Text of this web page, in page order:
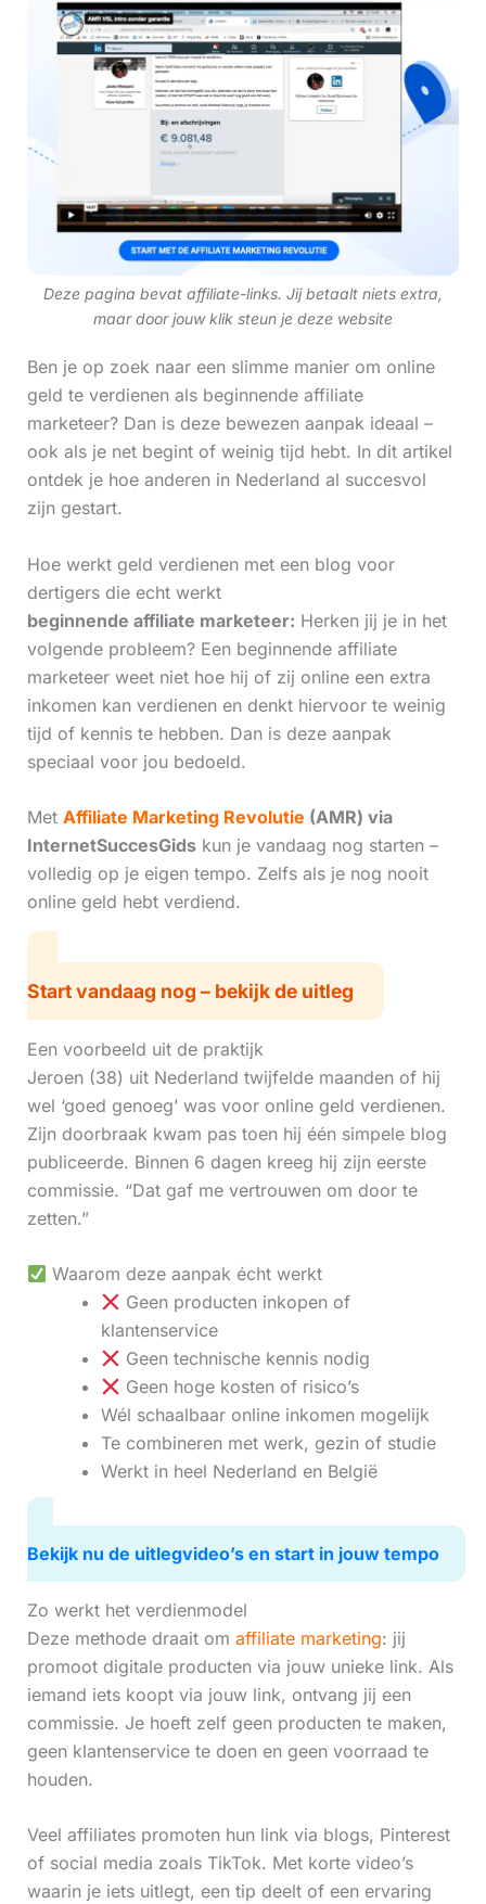
Deze pagina bevat affiliate-links. Jij betaalt niets extra,
maar door jouw klik steun je deze website
Ben je op zoek naar een slimme manier om online
geld te verdienen als beginnende affiliate
marketeer? Dan is deze bewezen aanpak ideaal –
ook als je net begint of weinig tijd hebt. In dit artikel
ontdek je hoe anderen in Nederland al succesvol
zijn gestart.
Hoe werkt geld verdienen met een blog voor
dertigers die echt werkt
beginnende affiliate marketeer: Herken jij je in het
volgende probleem? Een beginnende affiliate
marketeer weet niet hoe hij of zij online een extra
inkomen kan verdienen en denkt hiervoor te weinig
tijd of kennis te hebben. Dan is deze aanpak
speciaal voor jou bedoeld.
Met Affiliate Marketing Revolutie (AMR) via
InternetSuccesGidskun je vandaag nog starten –
volledig op je eigen tempo. Zelfs als je nog nooit
online geld hebt verdiend.
Start vandaag nog – bekijk de uitleg
Een voorbeeld uit de praktijk
Jeroen (38) uit Nederland twijfelde maanden of hij
wel ‘goed genoeg’ was voor online geld verdienen.
Zijn doorbraak kwam pas toen hij één simpele blog
publiceerde. Binnen 6 dagen kreeg hij zijn eerste
commissie. “Dat gaf me vertrouwen om door te
zetten.”
Waarom deze aanpak écht werkt
Geen producten inkopen of
klantenservice
Geen technische kennis nodig
Geen hoge kosten of risico’s
Wél schaalbaar online inkomen mogelijk
Te combineren met werk, gezin of studie
Werkt in heel Nederland en België
Bekijk nu de uitlegvideo’s en start in jouw tempo
Zo werkt het verdienmodel
Deze methode draait om affiliate marketing: jij
promoot digitale producten via jouw unieke link. Als
iemand iets koopt via jouw link, ontvang jij een
commissie. Je hoeft zelf geen producten te maken,
geen klantenservice te doen en geen voorraad te
houden.
Veel affiliates promoten hun link via blogs, Pinterest
of social media zoals TikTok. Met korte video’s
waarin je iets uitlegt, een tip deelt of een ervaring